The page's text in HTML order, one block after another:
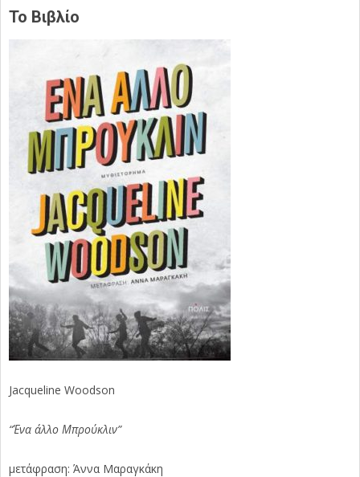
Το Βιβλίο
Jacqueline Woodson
“Ένα άλλο Μπρούκλιν”
μετάφραση: Άννα Μαραγκάκη